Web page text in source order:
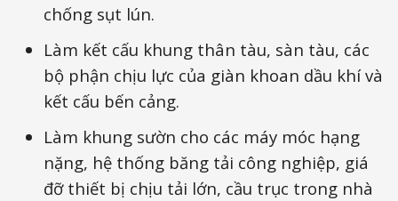
chống sụt lún.
Làm kết cấu khung thân tàu, sàn tàu, các
bộ phận chịu lực của giàn khoan dầu khí và
kết cấu bến cảng.
Làm khung sườn cho các máy móc hạng
nặng, hệ thống băng tải công nghiệp, giá
đỡ thiết bị chịu tải lớn, cầu trục trong nhà